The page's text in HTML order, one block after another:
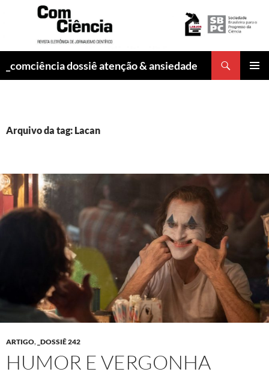
_comciência dossiê atenção & ansiedade
Arquivo da tag: Lacan
ARTIGO, _DOSSIÊ 242
HUMOR E VERGONHA